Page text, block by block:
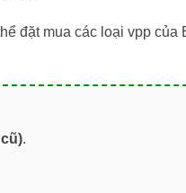
đặt mua các loại vpp của
.